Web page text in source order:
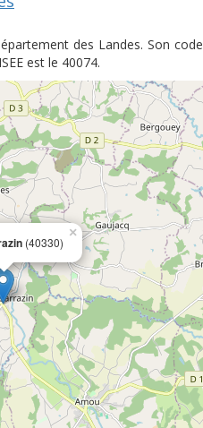
des Landes. Son code
est le 40074.
(40330)
×